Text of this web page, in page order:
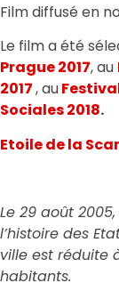
Film diffusé en
Le film a été
Prague 2017, au
2017, au
Sociales 2018.
Etoile de la
Le 29 août
l’histoire des
ville est réduite
habitants.